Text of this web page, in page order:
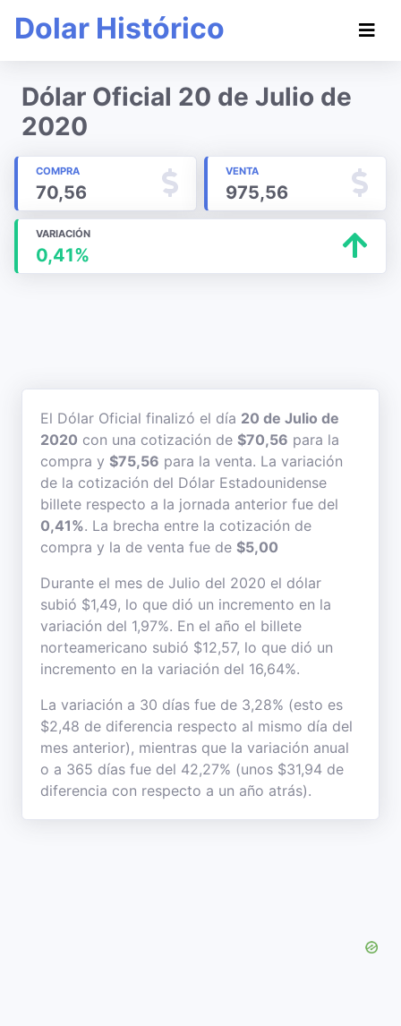
Dolar Histórico
Dólar Oficial 20 de Julio de
2020
COMPRA
70,56
VENTA
975,56
VARIACIÓN
0,41%
El Dólar Oficial finalizó el día 20 de Julio de
2020 con una cotización de $70,56 para la
compra y $75,56 para la venta. La variación
de la cotización del Dólar Estadounidense
billete respecto a la jornada anterior fue del
0,41%. La brecha entre la cotización de
compra y la de venta fue de $5,00
Durante el mes de Julio del 2020 el dólar
subió $1,49, lo que dió un incremento en la
variación del 1,97%. En el año el billete
norteamericano subió $12,57, lo que dió un
incremento en la variación del 16,64%.
La variación a 30 días fue de 3,28% (esto es
$2,48 de diferencia respecto al mismo día del
mes anterior), mientras que la variación anual
o a 365 días fue del 42,27% (unos $31,94 de
diferencia con respecto a un año atrás).